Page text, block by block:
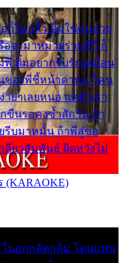
ก็ไม่กล้า ติ๋มใช่คนสวย
อจะมาหมายร่วมชีวี ก็
พี่ ติ๋มอยากรับรักเหมือน
ของพี่ชี้หน้าด่าทอ ก็คน
ยๆเลยหนอ แค่ตัวเรา
ขืนรอคงช้ำสักวัน ถ้า
ยรีบมาหมั้น ถ้าพี่สู่ขอ
ลียวสัมพันธ์ ผิดหวังไม่
(KARAOKE)
ในอกกลัดกลุ้ม โดนแฟน